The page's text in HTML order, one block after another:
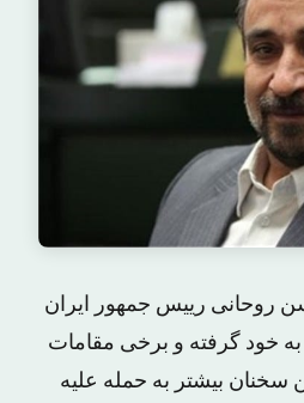
روحانی رییس جمهور ایران
خود گرفته و برخی مقامات
سخنان بیشتر به حمله علیه